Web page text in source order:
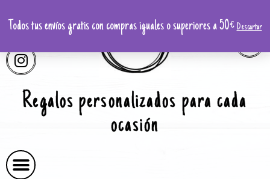
Regalos personalizados para cada
ocasión
Todos tus envíos gratis con compras iguales o superiores a 50€Descartar